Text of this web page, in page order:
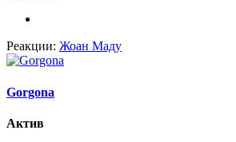
Реакции: Жоан Маду
Gorgona
Актив